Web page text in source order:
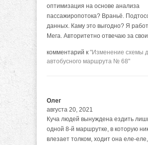
оптимизация на основе анализа
пассажиропотока? Враньё.
данных. Каму это выгодно? Я
Мега. Авторитетно отвечаю за
комментарий к "Изменение схемы
автобусного маршрута № 68"
Олег
августа 20, 2021
Куча людей вынуждена ездить
одной 8-й маршрутке, в которую
влезает толком, ходит она еле-